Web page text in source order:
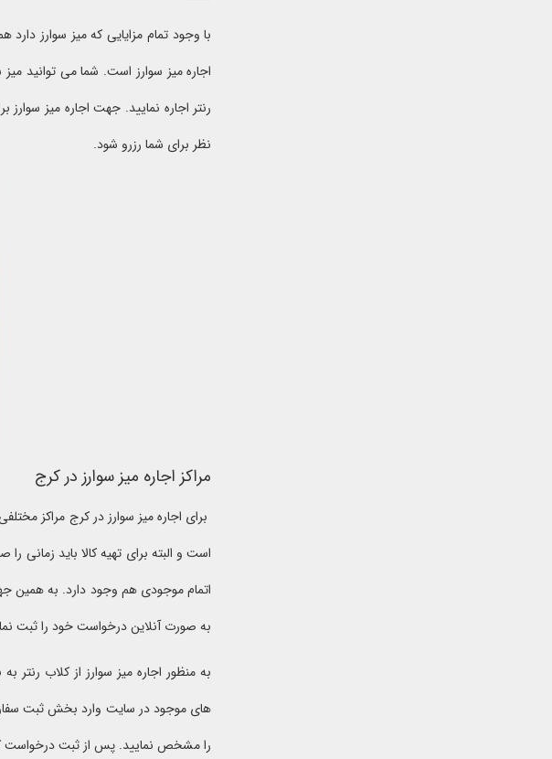
با وجود تمام مزایایی که میز سوارز
اجاره میز سوارز است. شما می توانید
رنتر اجاره نمایید. جهت اجاره میز
نظر برای شما رزرو شود.
مراکز اجاره میز سوارز در کرج
برای اجاره میز سوارز در کرج مراکز
است و البته برای تهیه کالا باید زمانی
اتمام موجودی هم وجود دارد. به همین
به صورت آنلاین درخواست خود را ثبت
به منظور اجاره میز سوارز از کلاب رنتر
های موجود در سایت وارد بخش ثبت
را مشخص نمایید. پس از ثبت درخواست